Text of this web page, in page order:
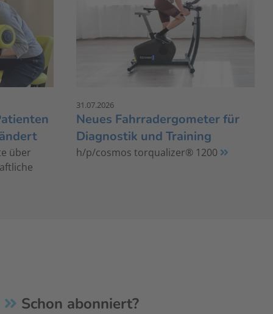
über
31.07.2026
Neues Fahrradergometer für
Diagnostik und Training
h/p/cosmos torqualizer® 1200
Schon abonniert?